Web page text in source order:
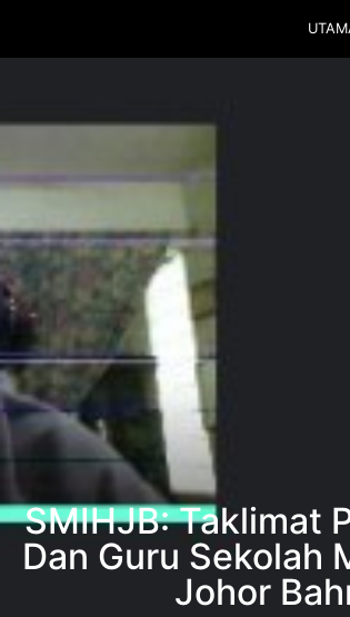
SMIHJB: Taklimat
Dan Guru Sekolah
Johor